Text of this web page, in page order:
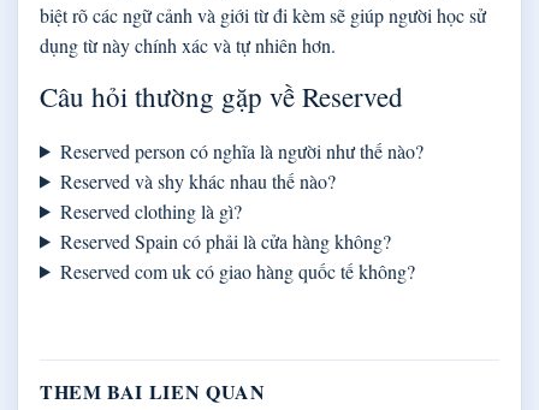
biệt rõ các ngữ cảnh và giới từ đi kèm sẽ giúp người học sử
dụng từ này chính xác và tự nhiên hơn.
Câu hỏi thường gặp về Reserved
Reserved person có nghĩa là người như thế nào?
Reserved và shy khác nhau thế nào?
Reserved clothing là gì?
Reserved Spain có phải là cửa hàng không?
Reserved com uk có giao hàng quốc tế không?
THEM BAI LIEN QUAN